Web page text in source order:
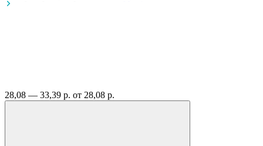
28,08 — 33,39 р. от 28,08 р.